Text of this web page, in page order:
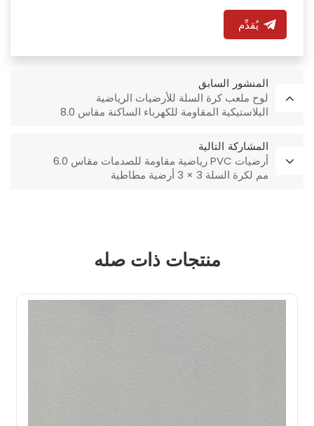
يُقدِّم
المنشور السابق
لوح ملعب كرة السلة للأرضيات الرياضية
البلاستيكية المقاومة للكهرباء الساكنة مقاس 8.0
المشاركة التالية
أرضيات PVC رياضية مقاومة للصدمات مقاس 6.0
مم لكرة السلة 3 × 3 أرضية مطاطية
منتجات ذات صله